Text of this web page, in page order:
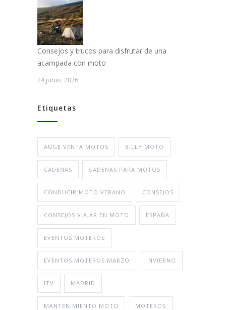
Consejos y trucos para disfrutar de una
acampada con moto
24 junio, 2026
Etiquetas
AUGE VENTA MOTOS BILLY MOTO
CADENAS CADENAS PARA MOTOS
CONDUCIR MOTO VERANO CONSEJOS
CONSEJOS VIAJAR EN MOTO ESPAÑA
EVENTOS MOTEROS
EVENTOS MOTEROS MARZO INVIERNO
ITV MADRID
MANTENIMIENTO MOTO MOTEROS